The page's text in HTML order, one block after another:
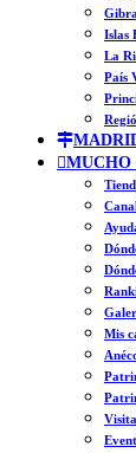
Islas
La
País
MUCHO
Mis